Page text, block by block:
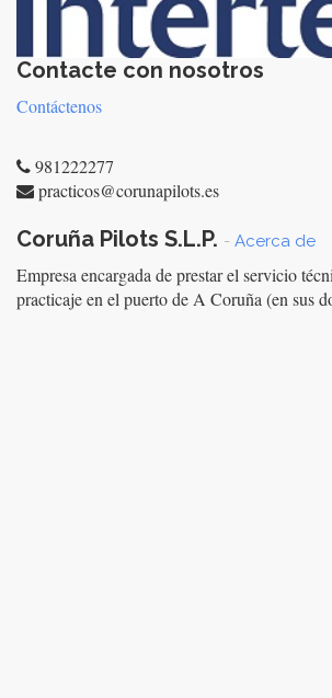
Contacte con nosotros
Contáctenos
981222277
practicos@corunapilots.es
Coruña Pilots S.L.P. - Acerca de
Empresa encargada de prestar el servicio
practicaje en el puerto de A Coruña (en sus